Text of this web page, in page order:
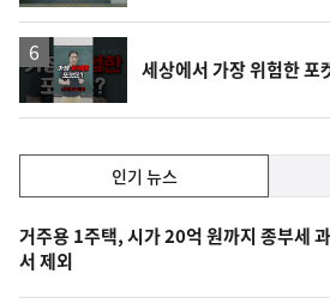
영
상
세상에서 가장 위험한 포
인
기,
최
신,
인기 뉴스
인
기
뉴
스
거주용 1주택, 시가 20억 원까지 종부세
서 제외